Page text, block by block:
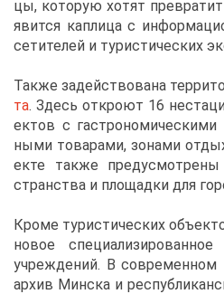
цы, ко­то­рую хо­тят
явит­ся кап­ли­ца с
се­ти­те­лей и ту­ри­сти­че­ских
Та­к­же за­дей­ство­ва­на
та. Здесь от­кро­ют 16
ек­тов с
ны­ми то­ва­ра­ми, зо­на­ми
ек­те та­к­же
стран­ства и пло­щад­ки для
Кро­ме ту­ри­сти­че­ских
но­вое
учре­жде­ний. В со­вре­мен­ном
ар­хив Мин­ска и